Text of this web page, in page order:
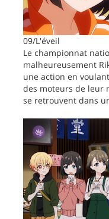
09/L'éveil
Le championnat
malheureusement
une action en
des moteurs de leur
se retrouvent dans